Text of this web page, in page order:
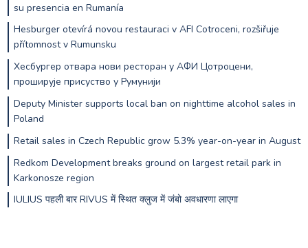
su presencia en Rumanía
Hesburger otevírá novou restauraci v AFI Cotroceni, rozšiřuje
přítomnost v Rumunsku
Хесбургер отвара нови ресторан у АФИ Цотроцени,
проширује присуство у Румунији
Deputy Minister supports local ban on nighttime alcohol sales in
Poland
Retail sales in Czech Republic grow 5.3% year-on-year in August
Redkom Development breaks ground on largest retail park in
Karkonosze region
IULIUS पहली बार RIVUS में स्थित क्लुज में जंबो अवधारणा लाएगा